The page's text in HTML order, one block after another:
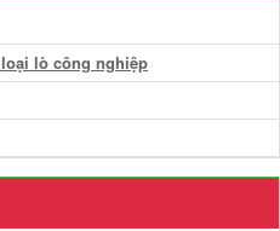
lò công nghiệp